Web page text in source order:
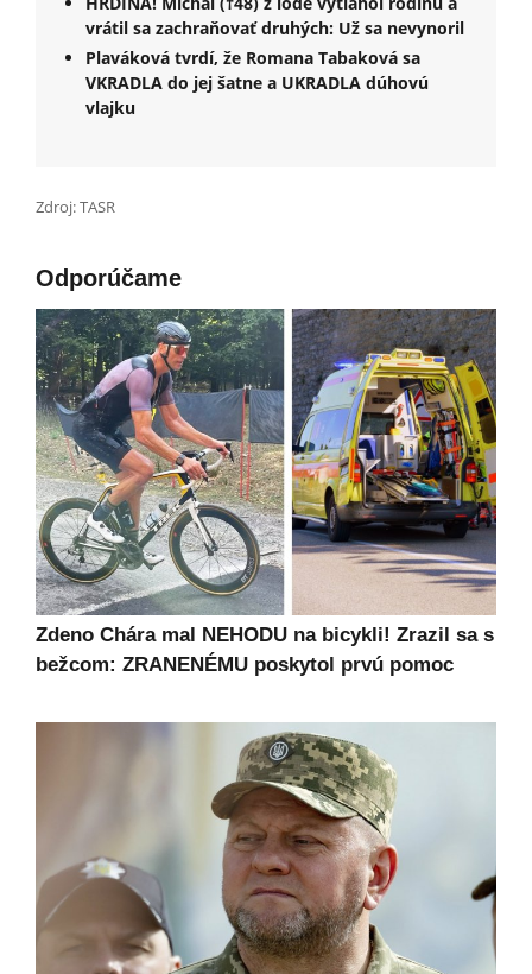
vrátil sa zachraňovať druhých: Už sa nevynoril
Plaváková tvrdí, že Romana Tabaková sa
VKRADLA do jej šatne a UKRADLA dúhovú
vlajku
Zdroj: TASR
Odporúčame
Zdeno Chára mal NEHODU na bicykli! Zrazil sa s
bežcom: ZRANENÉMU poskytol prvú pomoc